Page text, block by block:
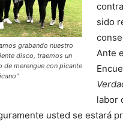
grabando nuestro
disco, traemos un
de merengue con picante
sido
Ante
labor
usted se estará